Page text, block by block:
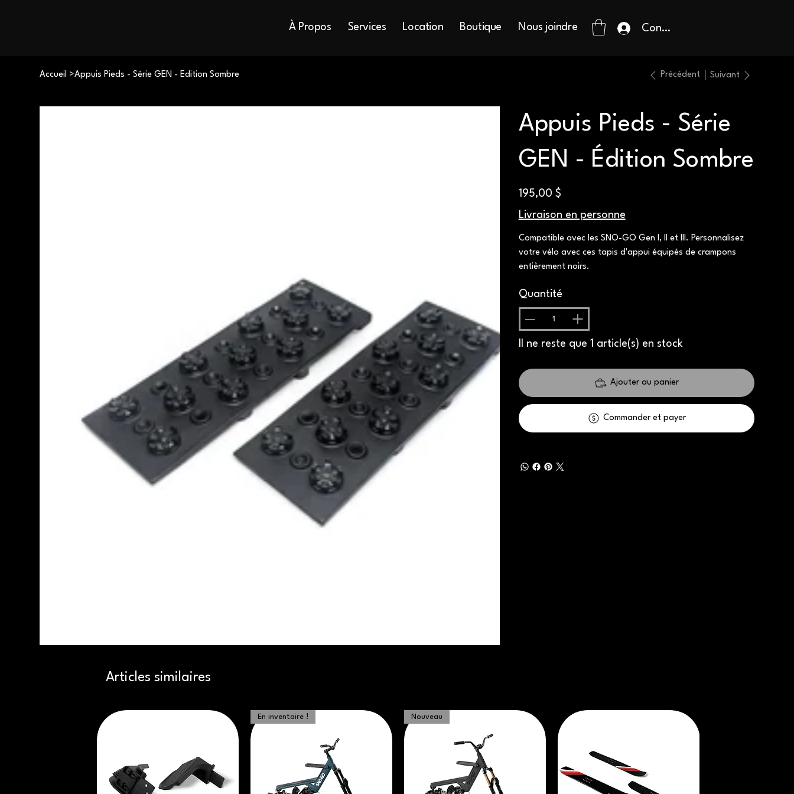
À Propos Services Location Boutique Nous joindre Connexion
Accueil >Appuis Pieds - Série GEN - Édition Sombre Précédent Suivant
Appuis Pieds - Série
GEN - Édition Sombre
Prix
195,00 $
Livraison en personne
Compatible avec les SNO-GO Gen I, II et III. Personnalisez
votre vélo avec ces tapis d'appui équipés de crampons
entièrement noirs.
Quantité
Il ne reste que 1 article(s) en stock
Ajouter au panier
Commander et payer
Articles similaires
En inventaire ! Nouveau